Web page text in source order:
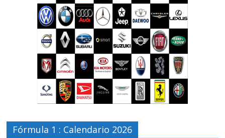
Fórmula 1 : Calendario 2026